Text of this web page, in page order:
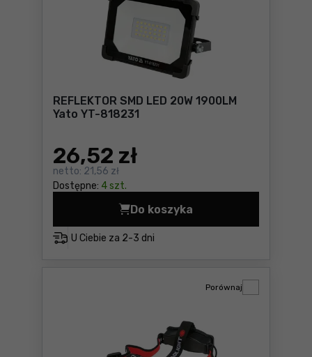
REFLEKTOR SMD LED 20W 1900LM
Yato YT-818231
26,52 zł
netto: 21,56 zł
Dostępne: 4 szt.
U Ciebie za 2-3 dni
Do koszyka
REFLEKTOR SMD LED 20W
Porównaj